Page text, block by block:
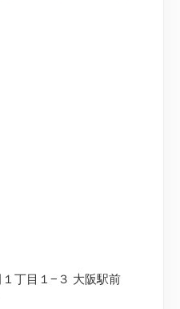
を降りて、1
丁目１−３ 大阪駅前